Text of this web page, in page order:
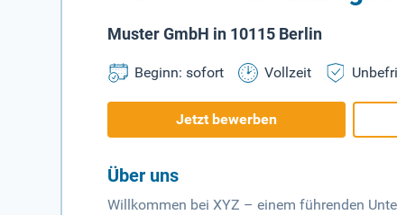
Muster GmbH in 10115 Berlin
Beginn: sofort Vollzeit
Jetzt bewerben
Über uns
Willkommen bei XYZ – einem führenden